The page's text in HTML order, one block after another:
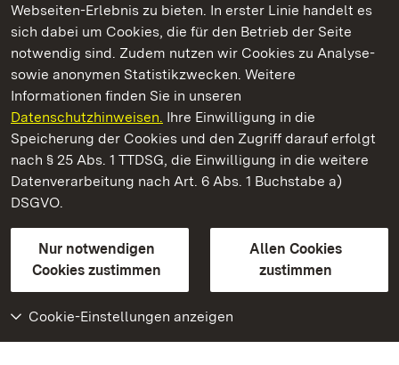
Webseiten-Erlebnis zu bieten. In erster Linie handelt es
sich dabei um Cookies, die für den Betrieb der Seite
notwendig sind. Zudem nutzen wir Cookies zu Analyse-
sowie anonymen Statistikzwecken. Weitere
Informationen finden Sie in unseren
Datenschutzhinweisen. Ihre Einwilligung in die
Speicherung der Cookies und den Zugriff darauf erfolgt
nach § 25 Abs. 1 TTDSG, die Einwilligung in die weitere
Datenverarbeitung nach Art. 6 Abs. 1 Buchstabe a)
DSGVO.
Nur notwendigen
Cookies zustimmen
Allen Cookies
zustimmen
Cookie-Einstellungen anzeigen
Kommen. Staunen. Genießen.
Staatliche Schlösser und Gärten Baden‑Württemberg
Staatliche Schlösser und Gärten Baden-Württemberg
Kontakt
GebärdenspracheLeichte Sprache
Erklärung zur Barrierefreiheit
BITV-konform (geprüfte Seiten)
Weiteres